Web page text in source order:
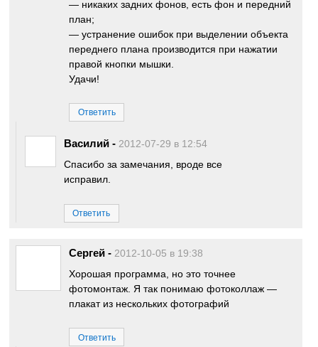
— никаких задних фонов, есть фон и передний
план;
— устранение ошибок при выделении объекта
переднего плана производится при нажатии
правой кнопки мышки.
Удачи!
Ответить
Василий - 2012-07-29 в 12:54
Спасибо за замечания, вроде все
исправил.
Ответить
Сергей - 2012-10-05 в 19:38
Хорошая программа, но это точнее
фотомонтаж. Я так понимаю фотоколлаж —
плакат из нескольких фотографий
Ответить